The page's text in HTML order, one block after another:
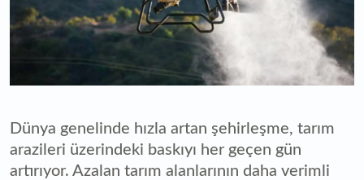
Dünya genelinde hızla artan şehirleşme, tarım
arazileri üzerindeki baskıyı her geçen gün
artırıyor. Azalan tarım alanlarının daha verimli